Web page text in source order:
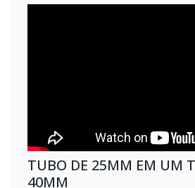
TUBO DE 25MM EM UM
40MM